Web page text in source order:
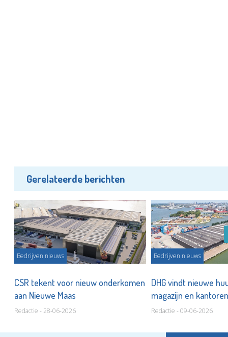
Gerelateerde berichten
Bedrijven nieuws
CSR tekent voor nieuw onderkomen
aan Nieuwe Maas
Redactie - 28-06-2026
Bedrijven nieuws
DHG vindt nieuwe
magazijn en
Redactie - 09-06-2026